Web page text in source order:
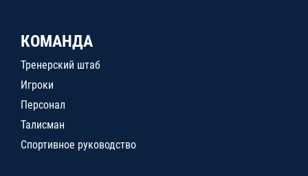
КОМАНДА
Тренерский штаб
Игроки
Персонал
Талисман
Спортивное руководство